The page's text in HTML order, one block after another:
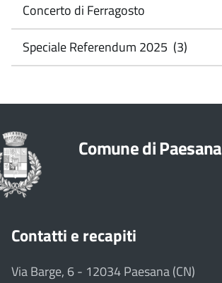
Concerto di Ferragosto
Speciale Referendum 2025 (3)
Comune di Paesana
Contatti e recapiti
Via Barge, 6 - 12034 Paesana (CN)